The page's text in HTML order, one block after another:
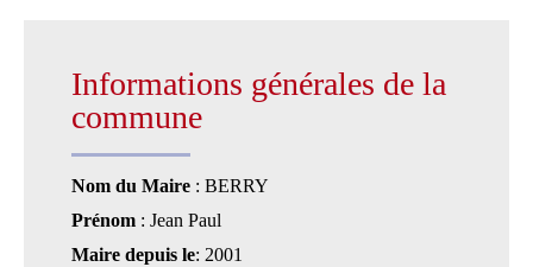
Informations générales de la
commune
Nom du Maire : BERRY
Prénom : Jean Paul
Maire depuis le: 2001